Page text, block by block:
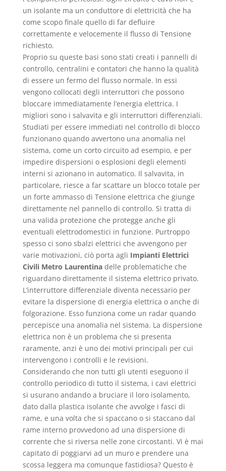
un isolante ma un conduttore di elettricità che ha
come scopo finale quello di far defluire
correttamente e velocemente il flusso di Tensione
richiesto.
Proprio su queste basi sono stati creati i pannelli di
controllo, centralini e contatori che hanno la qualità
di essere un fermo del flusso normale. In essi
vengono collocati degli interruttori che possono
bloccare immediatamente l’energia elettrica. I
migliori sono i salvavita e gli interruttori differenziali.
Studiati per essere immediati nel controllo di blocco
funzionano quando avvertono una anomalia nel
sistema, come un corto circuito ad esempio, e per
impedire dispersioni o esplosioni degli elementi
interni si azionano in automatico. Il salvavita, in
particolare, riesce a far scattare un blocco totale per
un forte ammasso di Tensione elettrica che giunge
direttamente nel pannello di controllo. Si tratta di
una valida protezione che protegge anche gli
eventuali elettrodomestici in funzione. Purtroppo
spesso ci sono sbalzi elettrici che avvengono per
varie motivazioni, ciò porta agli Impianti Elettrici
Civili Metro Laurentinadelle problematiche che
riguardano direttamente il sistema elettrico privato.
L’interruttore differenziale diventa necessario per
evitare la dispersione di energia elettrica o anche di
folgorazione. Esso funziona come un radar quando
percepisce una anomalia nel sistema. La dispersione
elettrica non è un problema che si presenta
raramente, anzi è uno dei motivi principali per cui
intervengono i controlli e le revisioni.
Considerando che non tutti gli utenti eseguono il
controllo periodico di tutto il sistema, i cavi elettrici
si usurano andando a bruciare il loro isolamento,
dato dalla plastica isolante che avvolge i fasci di
rame, e una volta che si spaccano o si staccano dal
rame interno provvedono ad una dispersione di
corrente che si riversa nelle zone circostanti. Vi è mai
capitato di poggiarvi ad un muro e prendere una
scossa leggera ma comunque fastidiosa? Questo è